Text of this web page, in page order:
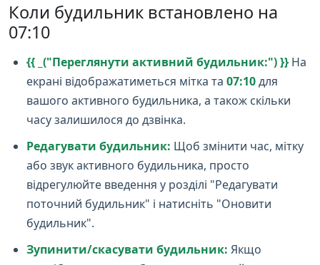
Коли будильник встановлено на
07:10
{{ _("Переглянути активний будильник:") }} На
екрані відображатиметься мітка та 07:10для
вашого активного будильника, а також скільки
часу залишилося до дзвінка.
Редагувати будильник: Щоб змінити час, мітку
або звук активного будильника, просто
відрегулюйте введення у розділі "Редагувати
поточний будильник" і натисніть "Оновити
будильник".
Зупинити/скасувати будильник: Якщо